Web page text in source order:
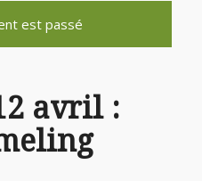
est passé
avril :